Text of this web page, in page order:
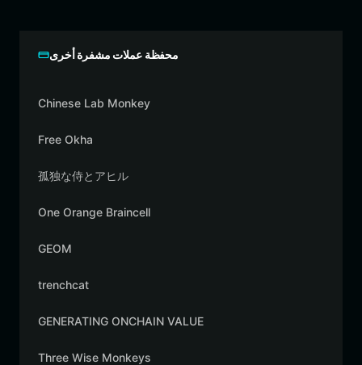
محفظة عملات مشفرة أخرى
Chinese Lab Monkey
Free Okha
孤独な侍とアヒル
One Orange Braincell
GEOM
trenchcat
GENERATING ONCHAIN VALUE
Three Wise Monkeys